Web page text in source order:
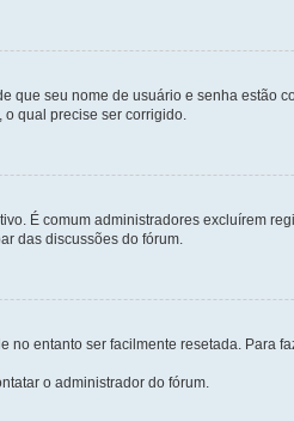
que seu nome de usuário e senha estão
qual precise ser corrigido.
É comum administradores excluírem
das discussões do fórum.
no entanto ser facilmente resetada. Para
o administrador do fórum.